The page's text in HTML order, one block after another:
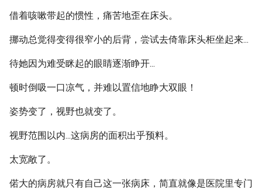
借着咳嗽带起的惯性，痛苦地歪在床头。
挪动总觉得变得很窄小的后背，尝试去倚靠床头柜坐起来...
待她因为难受眯起的眼睛逐渐睁开...
顿时倒吸一口凉气，并难以置信地睁大双眼！
姿势变了，视野也就变了。
视野范围以内...这病房的面积出乎预料。
太宽敞了。
偌大的病房就只有自己这一张病床，简直就像是医院里专门